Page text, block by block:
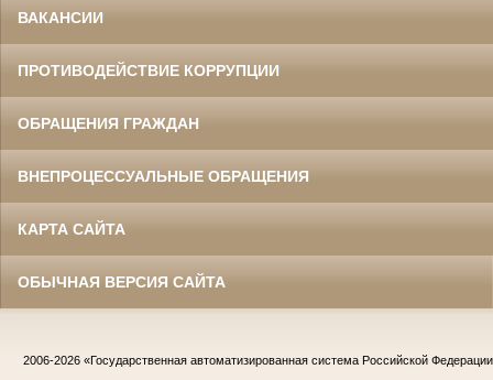
ВАКАНСИИ
ПРОТИВОДЕЙСТВИЕ КОРРУПЦИИ
ОБРАЩЕНИЯ ГРАЖДАН
ВНЕПРОЦЕССУАЛЬНЫЕ ОБРАЩЕНИЯ
КАРТА САЙТА
ОБЫЧНАЯ ВЕРСИЯ САЙТА
2006-2026 «Государственная автоматизированная система Российской